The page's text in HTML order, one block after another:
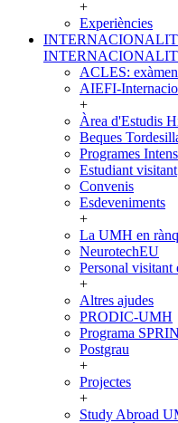
+
Experiències
ACLES:
AIEFI-
+
Àrea d'Estudis
Beques
Programes
Estudiant visitant
Convenis
Esdeveniments
+
La UMH en
NeurotechEU
Personal
+
Altres ajudes
PRODIC-UMH
Programa
Postgrau
+
Projectes
+
Study Abroad